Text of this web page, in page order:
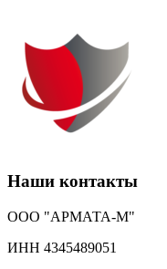
Наши контакты
ООО "АРМАТА-М"
ИНН 4345489051